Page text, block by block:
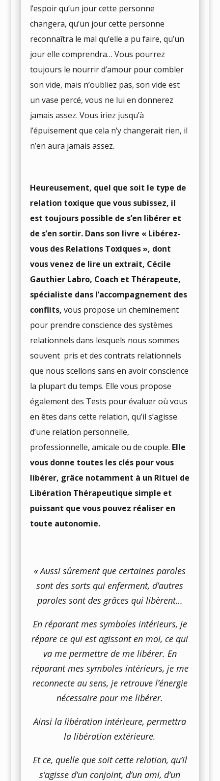
l’espoir qu’un jour cette personne
changera, qu’un jour cette personne
reconnaîtra le mal qu’elle a pu faire, qu’un
jour elle comprendra… Vous pourrez
toujours le nourrir d’amour pour combler
son vide, mais n’oubliez pas, son vide est
un vase percé, vous ne lui en donnerez
jamais assez. Vous iriez jusqu’à
l’épuisement que cela n’y changerait rien, il
n’en aura jamais assez.
Heureusement, quel que soit le type de
relation toxique que vous subissez, il
est toujours possible de s’en libérer et
de s’en sortir. Dans son livre « Libérez-
vous des Relations Toxiques », dont
vous venez de lire un extrait, Cécile
Gauthier Labro, Coach et Thérapeute,
spécialiste dans l’accompagnement des
conflits, vous propose un cheminement
pour prendre conscience des systèmes
relationnels dans lesquels nous sommes
souvent pris et des contrats relationnels
que nous scellons sans en avoir conscience
la plupart du temps. Elle vous propose
également des Tests pour évaluer où vous
en êtes dans cette relation, qu’il s’agisse
d’une relation personnelle,
professionnelle, amicale ou de couple. Elle
vous donne toutes les clés pour vous
libérer, grâce notamment à un Rituel de
Libération Thérapeutique simple et
puissant que vous pouvez réaliser en
toute autonomie.
« Aussi sûrement que certaines paroles
sont des sorts qui enferment, d’autres
paroles sont des grâces qui libèrent…
En réparant mes symboles intérieurs, je
répare ce qui est agissant en moi, ce qui
va me permettre de me libérer. En
réparant mes symboles intérieurs, je me
reconnecte au sens, je retrouve l’énergie
nécessaire pour me libérer.
Ainsi la libération intérieure, permettra
la libération extérieure.
Et ce, quelle que soit cette relation, qu’il
s’agisse d’un conjoint, d’un ami, d’un